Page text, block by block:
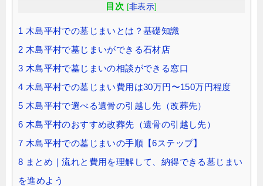
目次 [非表示]
1 木島平村での墓じまいとは？基礎知識
2 木島平村で墓じまいができる石材店
3 木島平村で墓じまいの相談ができる窓口
4 木島平村での墓じまい費用は30万円〜150万円程度
5 木島平村で選べる遺骨の引越し先（改葬先）
6 木島平村のおすすめ改葬先（遺骨の引越し先）
7 木島平村での墓じまいの手順【6ステップ】
8 まとめ｜流れと費用を理解して、納得できる墓じまい
を進めよう